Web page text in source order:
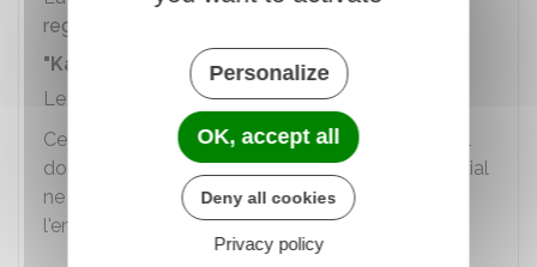
regroupement familial
"Kafala" marocaine
Le
regroupement familialn'est pas de droit.
Cependant, lorsque le préfet prend sa décision, il
doit s'assurer qu'un refus de regroupement familial
ne porte pas atteinte à l'intérêt supérieur de
l'enfant.
Personalize
OK, accept all
Deny all cookies
Privacy policy